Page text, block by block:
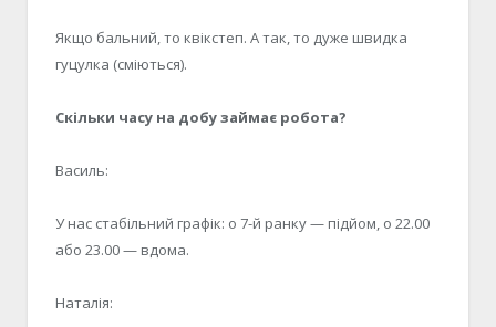
Якщо бальний, то квікстеп. А так, то дуже швидка
гуцулка (сміються).
Скільки часу на добу займає робота?
Василь:
У нас стабільний графік: о 7-й ранку — підйом, о 22.00
або 23.00 — вдома.
Наталія: